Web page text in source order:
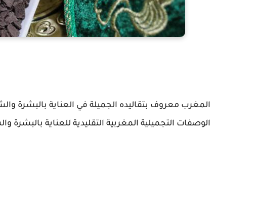
المغرب معروف بتقاليده الجميلة في العناية بالبشرة
الوصفات التجميلية المغربية التقليدية للعناية بالبشرة